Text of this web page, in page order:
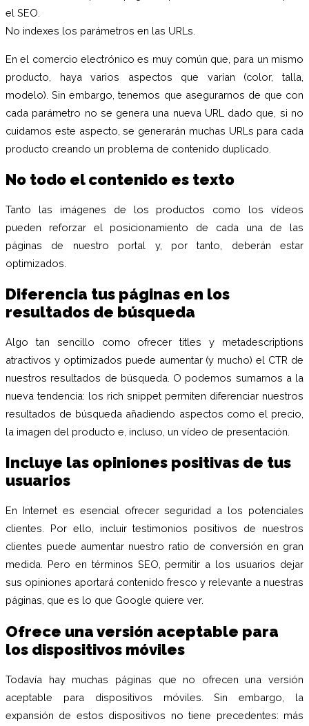
el SEO.
No indexes los parámetros en las URLs.
En el comercio electrónico es muy común que, para un mismo
producto, haya varios aspectos que varían (color, talla,
modelo). Sin embargo, tenemos que asegurarnos de que con
cada parámetro no se genera una nueva URL dado que, si no
cuidamos este aspecto, se generarán muchas URLs para cada
producto creando un problema de contenido duplicado.
No todo el contenido es texto
Tanto las imágenes de los productos como los vídeos
pueden reforzar el posicionamiento de cada una de las
páginas de nuestro portal y, por tanto, deberán estar
optimizados.
Diferencia tus páginas en los
resultados de búsqueda
Algo tan sencillo como ofrecer titles y metadescriptions
atractivos y optimizados puede aumentar (y mucho) el CTR de
nuestros resultados de búsqueda. O podemos sumarnos a la
nueva tendencia: los rich snippet permiten diferenciar nuestros
resultados de búsqueda añadiendo aspectos como el precio,
la imagen del producto e, incluso, un vídeo de presentación.
Incluye las opiniones positivas de tus
usuarios
En Internet es esencial ofrecer seguridad a los potenciales
clientes. Por ello, incluir testimonios positivos de nuestros
clientes puede aumentar nuestro ratio de conversión en gran
medida. Pero en términos SEO, permitir a los usuarios dejar
sus opiniones aportará contenido fresco y relevante a nuestras
páginas, que es lo que Google quiere ver.
Ofrece una versión aceptable para
los dispositivos móviles
Todavía hay muchas páginas que no ofrecen una versión
aceptable para dispositivos móviles. Sin embargo, la
expansión de estos dispositivos no tiene precedentes: más